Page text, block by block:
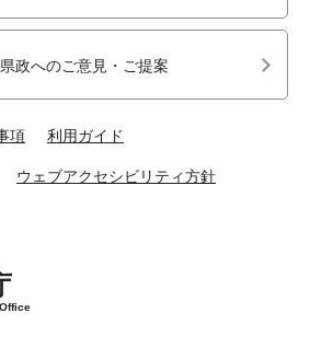
県政へのご意見・ご提案
項 利用ガイド
ウェブアクセシビリティ方針